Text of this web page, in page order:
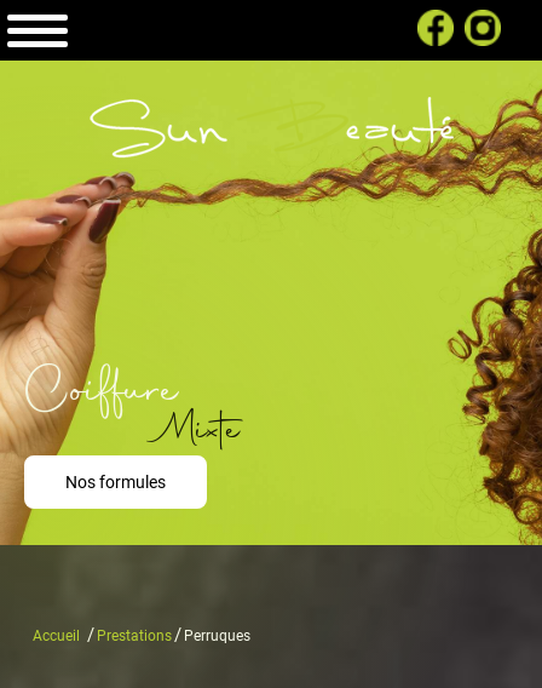
CoiffureMixte
Nos formules
Accueil / Prestations/ Perruques